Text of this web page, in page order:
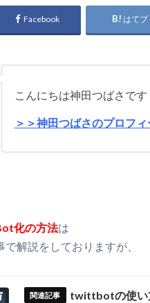
Facebook はてブ
こんにちは神田つばさです
＞＞神田つばさのプロフ
化の方法は
解説をしておりますが、
twittbotの使い